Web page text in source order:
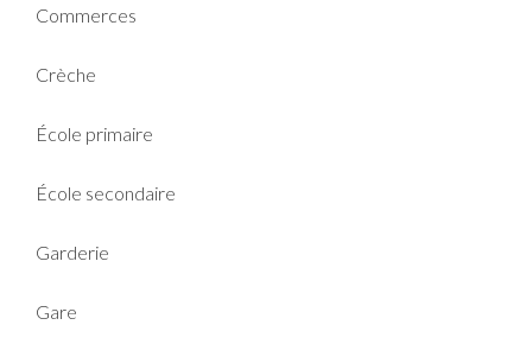
Commerces
Crèche
École primaire
École secondaire
Garderie
Gare